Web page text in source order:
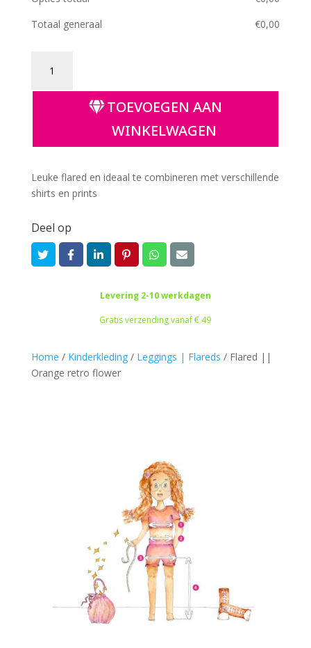
Totaal generaal
€0,00
Orange
TOEVOEGEN AAN
WINKELWAGEN
Leuke flared en ideaal te combineren met verschillende
shirts en prints
Deel op
Levering 2-10 werkdagen
Gratis verzending vanaf € 49
Home / Kinderkleding/ Leggings | Flareds / Flared ||
Orange retro flower